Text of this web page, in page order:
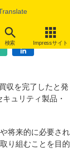
検索 Impressサイト
にも
収を完了したと発
ュリティ製品・
将来的に必要され
り組むことを目的